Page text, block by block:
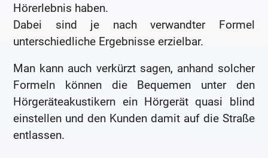
Hörerlebnis haben.
Dabei sind je nach verwandter Formel
unterschiedliche Ergebnisse erzielbar.
Man kann auch verkürzt sagen, anhand solcher
Formeln können die Bequemen unter den
Hörgeräteakustikern ein Hörgerät quasi blind
einstellen und den Kunden damit auf die Straße
entlassen.